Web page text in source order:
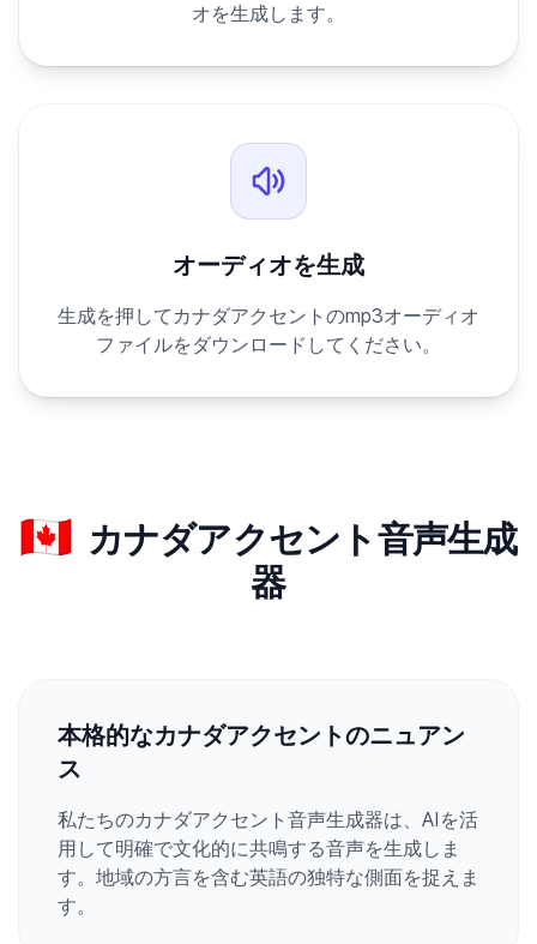
オを生成します。
オーディオを生成
生成を押してカナダアクセントのmp3オーディオ
ファイルをダウンロードしてください。
🇨🇦 カナダアクセント音声生成
器
本格的なカナダアクセントのニュアン
ス
私たちのカナダアクセント音声生成器は、AIを活
用して明確で文化的に共鳴する音声を生成しま
す。地域の方言を含む英語の独特な側面を捉えま
す。